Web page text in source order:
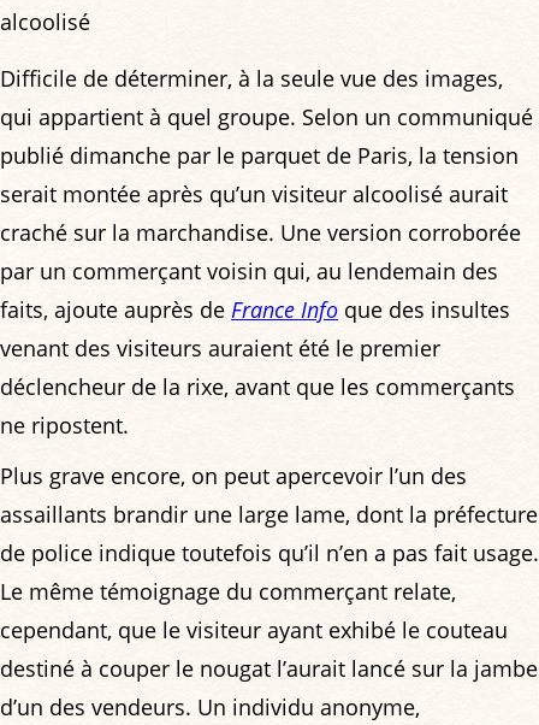
alcoolisé
Difficile de déterminer, à la seule vue des images,
qui appartient à quel groupe. Selon un communiqué
publié dimanche par le parquet de Paris, la tension
serait montée après qu’un visiteur alcoolisé aurait
craché sur la marchandise. Une version corroborée
par un commerçant voisin qui, au lendemain des
faits, ajoute auprès de France Info que des insultes
venant des visiteurs auraient été le premier
déclencheur de la rixe, avant que les commerçants
ne ripostent.
Plus grave encore, on peut apercevoir l’un des
assaillants brandir une large lame, dont la préfecture
de police indique toutefois qu’il n’en a pas fait usage.
Le même témoignage du commerçant relate,
cependant, que le visiteur ayant exhibé le couteau
destiné à couper le nougat l’aurait lancé sur la jambe
d’un des vendeurs. Un individu anonyme,